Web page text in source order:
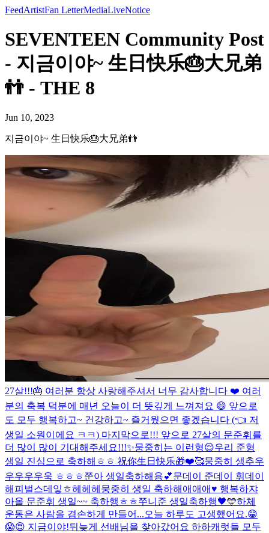
FeedArtistFan LetterMediaLiveNotice
SEVENTEEN Community Post
- 지금이야~ 生日快乐🎂大兄弟
👬 - THE 8
Jun 10, 2023
지금이야~ 生日快乐🎂大兄弟👬
27살!!!🎂 여러분 항상 사랑해주셔서 너무 감사합니다 ❤️ 여러
분의 축복 덕분에 매년 오늘이 더 뜻깊게 느껴져요 😄 앞으로
도 모두 행복하고~ 건강하고~ 즐거웠으면 좋겠습니다 (👈 저
생일 소원이에요 ㅋㅋ) 마지막으로!!! 앞으로 27살의 문준휘를
더 많이 많이 기대해주세요!!!✨뭉중히는 이런형😌우리 준형
생일 진심으로 축하해ㅎㅎ 祝你生日快乐🎁❤️🥰뭉중히 생추우
우우우우욱 ㅎㅎㅎ쭌아 생일축하해용💕문데이 준데이 휘데이
해피벌스데잏ㅎ헤헤헤 뭉중히 생일 축하해애애애♥️ 행복하쟈
아올 문준휘 생일~~ 축하행ㅎㅎ쭈니준 생일축하행🖤🩵하체
운동은 사람을 겸손하게 만들어...오늘 하루도 고생했어요.😁
😱😍 지금이야!뒤늦게 선배님을 찾아갔어요 하하캐럿들 모두